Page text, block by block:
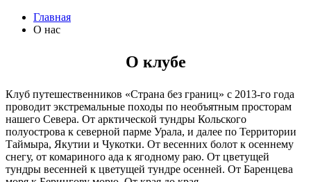
Главная
О нас
О клубе
Клуб путешественников «Страна без границ» с 2013-го года
проводит экстремальные походы по необъятным просторам
нашего Севера. От арктической тундры Кольского
полуострова к северной парме Урала, и далее по Территории
Таймыра, Якутии и Чукотки. От весенних болот к осеннему
снегу, от комариного ада к ягодному раю. От цветущей
тундры весенней к цветущей тундре осенней. От Баренцева